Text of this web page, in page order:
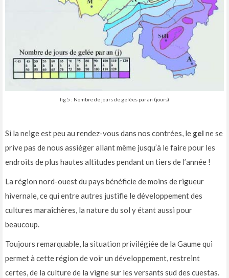
fig 5 : Nombre de jours de gelées par an (jours)
Si la neige est peu au rendez-vous dans nos contrées, le gel ne se
prive pas de nous assiéger allant même jusqu’à le faire pour les
endroits de plus hautes altitudes pendant un tiers de l’année !
La région nord-ouest du pays bénéficie de moins de rigueur
hivernale, ce qui entre autres justifie le développement des
cultures maraîchères, la nature du sol y étant aussi pour
beaucoup.
Toujours remarquable, la situation privilégiée de la Gaume qui
permet à cette région de voir un développement, restreint
certes, de la culture de la vigne sur les versants sud des cuestas.